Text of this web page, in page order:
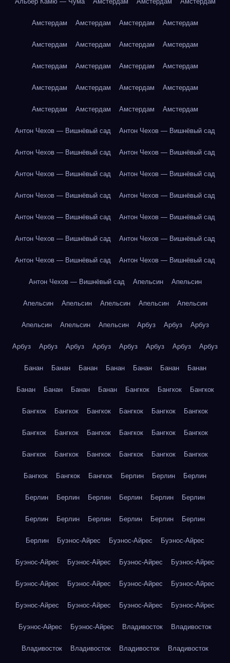
Амстердам Амстердам Амстердам Амстердам
Амстердам Амстердам Амстердам Амстердам
Амстердам Амстердам Амстердам Амстердам
Амстердам Амстердам Амстердам Амстердам
Амстердам Амстердам Амстердам Амстердам
Антон Чехов — Вишнёвый сад Антон Чехов — Вишнёвый сад
Антон Чехов — Вишнёвый сад Антон Чехов — Вишнёвый сад
Антон Чехов — Вишнёвый сад Антон Чехов — Вишнёвый сад
Антон Чехов — Вишнёвый сад Антон Чехов — Вишнёвый сад
Антон Чехов — Вишнёвый сад Антон Чехов — Вишнёвый сад
Антон Чехов — Вишнёвый сад Антон Чехов — Вишнёвый сад
Антон Чехов — Вишнёвый сад Антон Чехов — Вишнёвый сад
Антон Чехов — Вишнёвый сад Апельсин Апельсин
Апельсин Апельсин Апельсин Апельсин Апельсин
Апельсин Апельсин Апельсин Арбуз Арбуз Арбуз
Арбуз Арбуз Арбуз Арбуз Арбуз Арбуз Арбуз Арбуз
Банан Банан Банан Банан Банан Банан Банан
Банан Банан Банан Банан Бангкок Бангкок Бангкок
Бангкок Бангкок Бангкок Бангкок Бангкок Бангкок
Бангкок Бангкок Бангкок Бангкок Бангкок Бангкок
Бангкок Бангкок Бангкок Бангкок Бангкок Бангкок
Бангкок Бангкок Бангкок Берлин Берлин Берлин
Берлин Берлин Берлин Берлин Берлин Берлин
Берлин Берлин Берлин Берлин Берлин Берлин
Берлин Буэнос-Айрес Буэнос-Айрес Буэнос-Айрес
Буэнос-Айрес Буэнос-Айрес Буэнос-Айрес Буэнос-Айрес
Буэнос-Айрес Буэнос-Айрес Буэнос-Айрес Буэнос-Айрес
Буэнос-Айрес Буэнос-Айрес Буэнос-Айрес Буэнос-Айрес
Буэнос-Айрес Буэнос-Айрес Владивосток Владивосток
Владивосток Владивосток Владивосток Владивосток